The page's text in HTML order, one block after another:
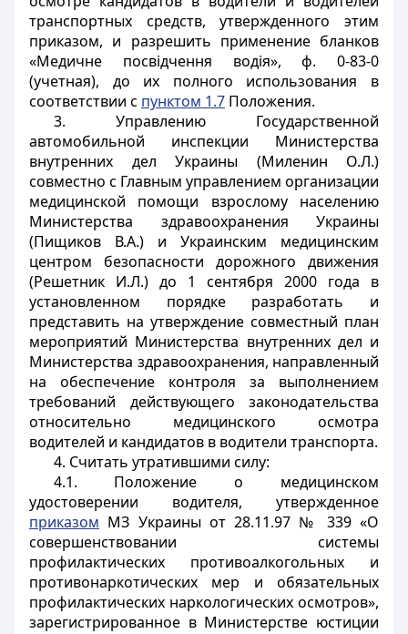
транспортных средств, утвержденного этим
приказом, и разрешить применение бланков
«Медичне посвідчення водія», ф. 0-83-0
(учетная), до их полного использования в
соответствии с пунктом 1.7 Положения.
3. Управлению Государственной
автомобильной инспекции Министерства
внутренних дел Украины (Миленин О.Л.)
совместно с Главным управлением организации
медицинской помощи взрослому населению
Министерства здравоохранения Украины
(Пищиков В.А.) и Украинским медицинским
центром безопасности дорожного движения
(Решетник И.Л.) до 1 сентября 2000 года в
установленном порядке разработать и
представить на утверждение совместный план
мероприятий Министерства внутренних дел и
Министерства здравоохранения, направленный
на обеспечение контроля за выполнением
требований действующего законодательства
относительно медицинского осмотра
водителей и кандидатов в водители транспорта.
4. Считать утратившими силу:
4.1. Положение о медицинском
удостоверении водителя, утвержденное
приказом МЗ Украины от 28.11.97 № 339 «О
совершенствовании системы
профилактических противоалкогольных и
противонаркотических мер и обязательных
профилактических наркологических осмотров»,
зарегистрированное в Министерстве юстиции